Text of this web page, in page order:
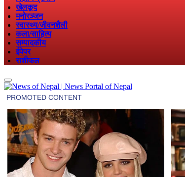
खेलकूद
मनोरञ्जन
स्वास्थ्य/जीवनशैली
कला/साहित्य
सम्पादकीय
ईपेपर
राशीफल